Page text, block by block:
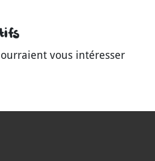
vous intéresser